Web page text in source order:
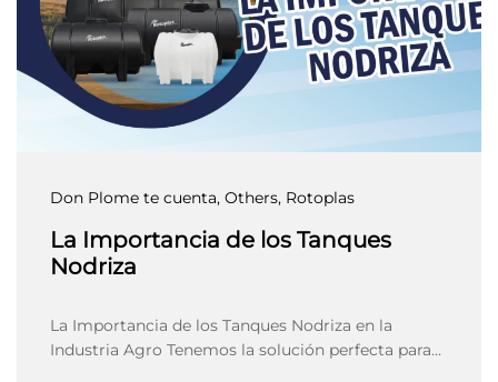
Don Plome te cuenta, Others, Rotoplas
La Importancia de los Tanques
Nodriza
La Importancia de los Tanques Nodriza en la
Industria Agro Tenemos la solución perfecta para…